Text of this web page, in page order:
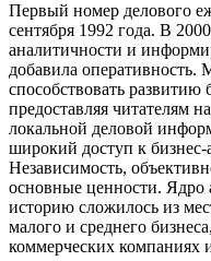
Первый номер делового
сентября 1992 года. В
аналитичности и
добавила
способствовать развитию
предоставляя читателям
локальной деловой
широкий доступ к бизнес-
Независимость,
основные ценности. Ядро
историю сложилось из
малого и среднего
коммерческих компаниях